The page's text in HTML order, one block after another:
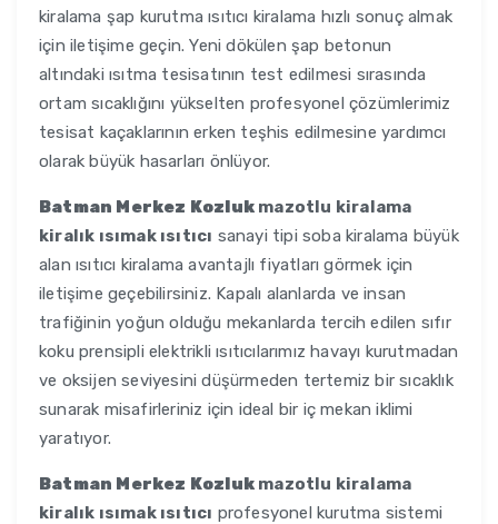
kiralama şap kurutma ısıtıcı kiralama hızlı sonuç almak
için iletişime geçin. Yeni dökülen şap betonun
altındaki ısıtma tesisatının test edilmesi sırasında
ortam sıcaklığını yükselten profesyonel çözümlerimiz
tesisat kaçaklarının erken teşhis edilmesine yardımcı
olarak büyük hasarları önlüyor.
Batman Merkez Kozluk mazotlu kiralama
kiralık ısımak ısıtıcı sanayi tipi soba kiralama büyük
alan ısıtıcı kiralama avantajlı fiyatları görmek için
iletişime geçebilirsiniz. Kapalı alanlarda ve insan
trafiğinin yoğun olduğu mekanlarda tercih edilen sıfır
koku prensipli elektrikli ısıtıcılarımız havayı kurutmadan
ve oksijen seviyesini düşürmeden tertemiz bir sıcaklık
sunarak misafirleriniz için ideal bir iç mekan iklimi
yaratıyor.
Batman Merkez Kozluk mazotlu kiralama
kiralık ısımak ısıtıcı profesyonel kurutma sistemi